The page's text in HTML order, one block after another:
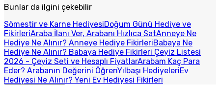
Bunlar da ilgini çekebilir
Sömestir ve Karne HediyesiDoğum Günü Hediye ve
FikirleriAraba İlanı Ver, Arabanı Hızlıca SatAnneye Ne
Hediye Ne Alınır? Anneye Hediye FikirleriBabaya Ne
Hediye Ne Alınır? Babaya Hediye Fikirleri Çeyiz Listesi
2026 - Çeyiz Seti ve Hesaplı FiyatlarArabam Kaç Para
Eder? Arabanın Değerini ÖğrenYılbaşı HediyeleriEv
Hediyesi Ne Alınır? Yeni Ev Hediyesi Fikirleri